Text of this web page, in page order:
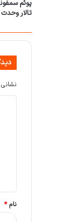
پوئم
تالار
*
نام*